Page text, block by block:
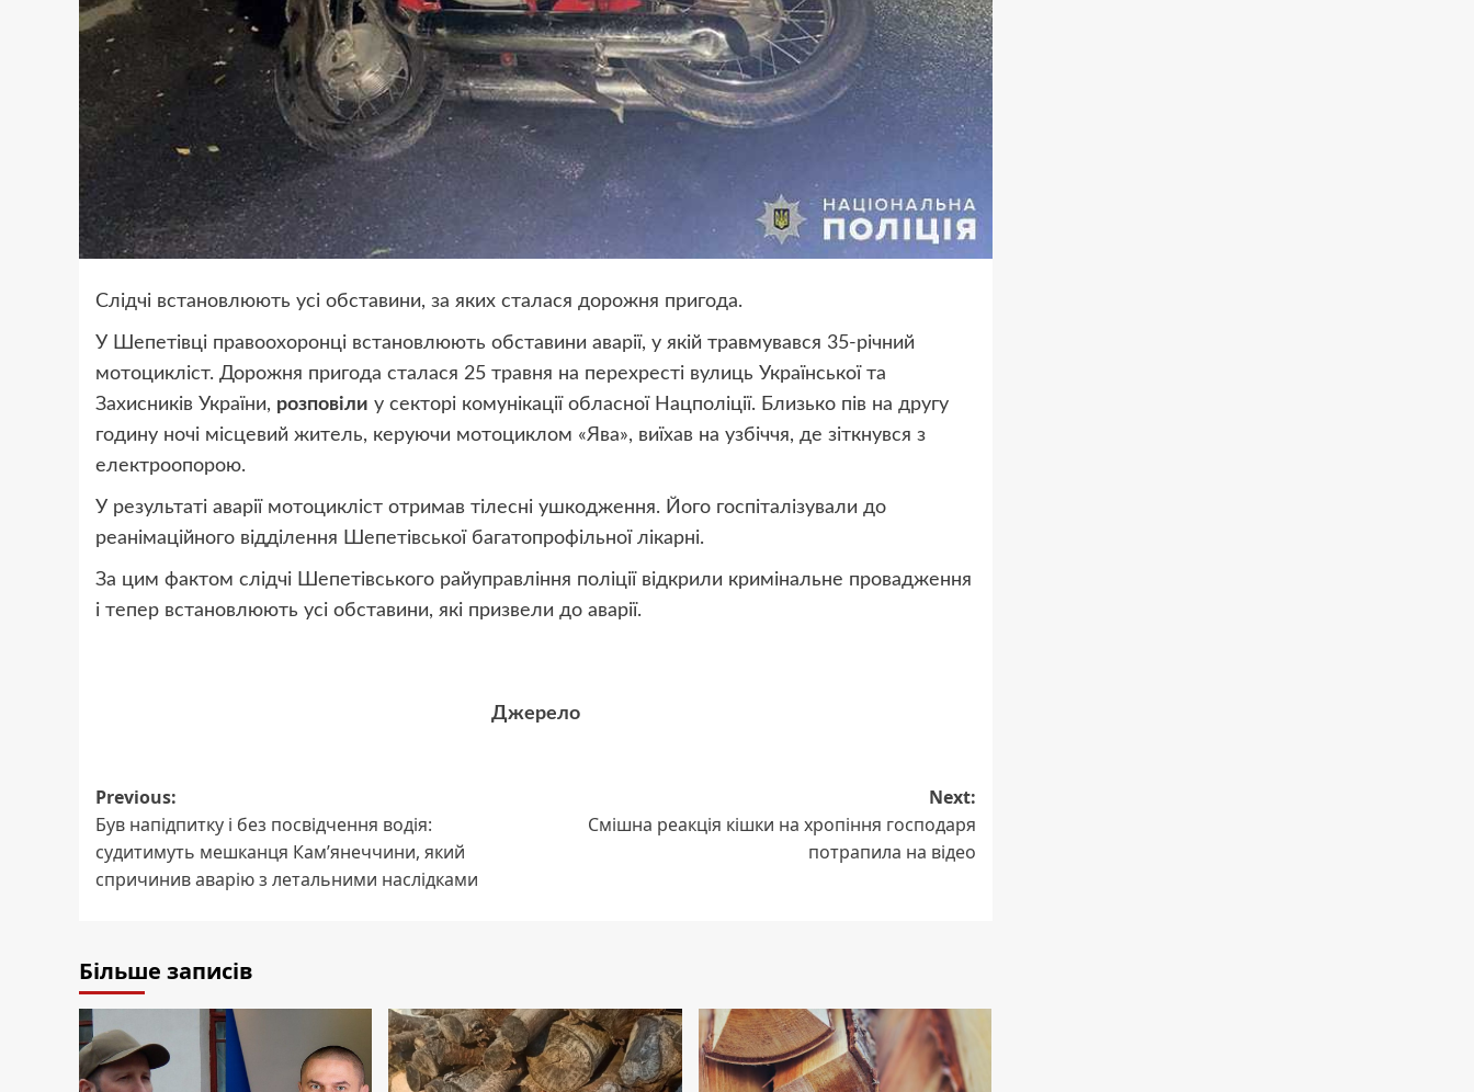
Слідчі встановлюють усі обставини, за яких сталася дорожня пригода.
У Шепетівці правоохоронці встановлюють обставини аварії, у якій травмувався 35-річний
мотоцикліст. Дорожня пригода сталася 25 травня на перехресті вулиць Української та
Захисників України, розповіли у секторі комунікації обласної Нацполіції. Близько пів на другу
годину ночі місцевий житель, керуючи мотоциклом «Ява», виїхав на узбіччя, де зіткнувся з
електроопорою.
У результаті аварії мотоцикліст отримав тілесні ушкодження. Його госпіталізували до
реанімаційного відділення Шепетівської багатопрофільної лікарні.
За цим фактом слідчі Шепетівського райуправління поліції відкрили кримінальне провадження
і тепер встановлюють усі обставини, які призвели до аварії.
Джерело
Post
navigation
Previous:
Був напідпитку і без посвідчення водія:
судитимуть мешканця Кам’янеччини, який
спричинив аварію з летальними наслідками
Next:
Смішна реакція кішки на хропіння господаря
потрапила на відео
Більше записів